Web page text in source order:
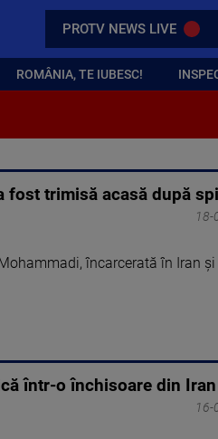
PROTV NEWS LIVE
ROMÂNIA, TE IUBESC!
fost trimisă acasă după
18-
încarcerată în Iran
într-o închisoare din Iran
16-